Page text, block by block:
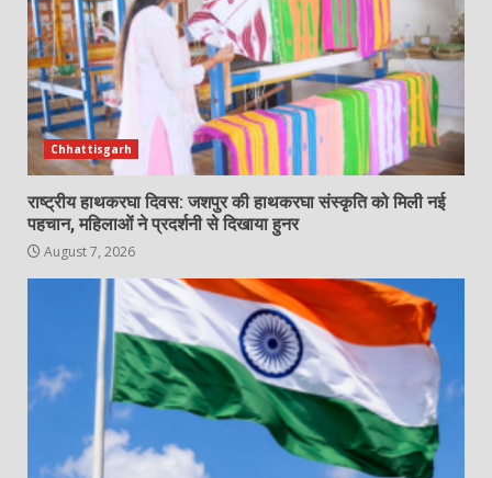
Chhattisgarh
राष्ट्रीय हाथकरघा दिवस: जशपुर की हाथकरघा संस्कृति को मिली नई
पहचान, महिलाओं ने प्रदर्शनी से दिखाया हुनर
August 7, 2026